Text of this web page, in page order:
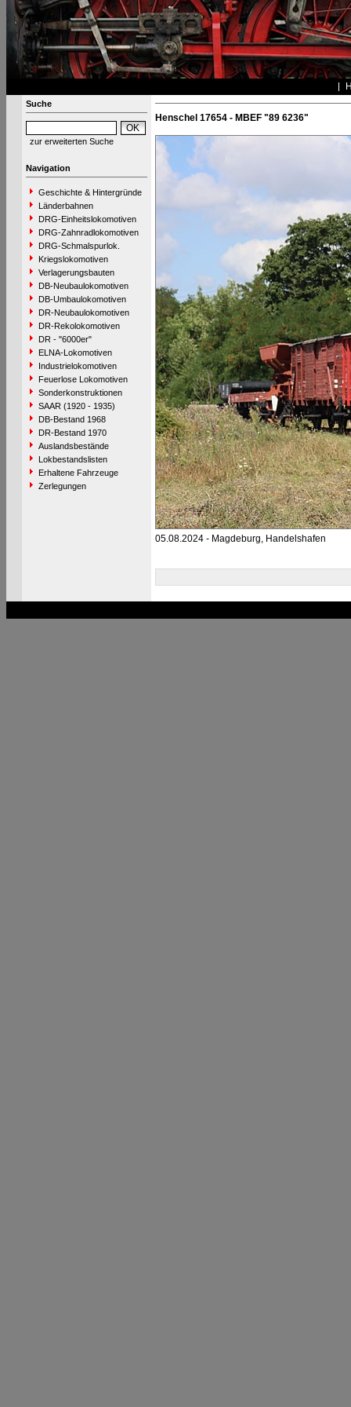
Suche
zur erweiterten Suche
Navigation
Geschichte & Hintergründe
Länderbahnen
DRG-Einheitslokomotiven
DRG-Zahnradlokomotiven
DRG-Schmalspurlok.
Kriegslokomotiven
Verlagerungsbauten
DB-Neubaulokomotiven
DB-Umbaulokomotiven
DR-Neubaulokomotiven
DR-Rekolokomotiven
DR - "6000er"
ELNA-Lokomotiven
Industrielokomotiven
Feuerlose Lokomotiven
Sonderkonstruktionen
SAAR (1920 - 1935)
DB-Bestand 1968
DR-Bestand 1970
Auslandsbestände
Lokbestandslisten
Erhaltene Fahrzeuge
Zerlegungen
Henschel 17654 - MBEF "89 6236"
05.08.2024 - Magdeburg, Handelshafen